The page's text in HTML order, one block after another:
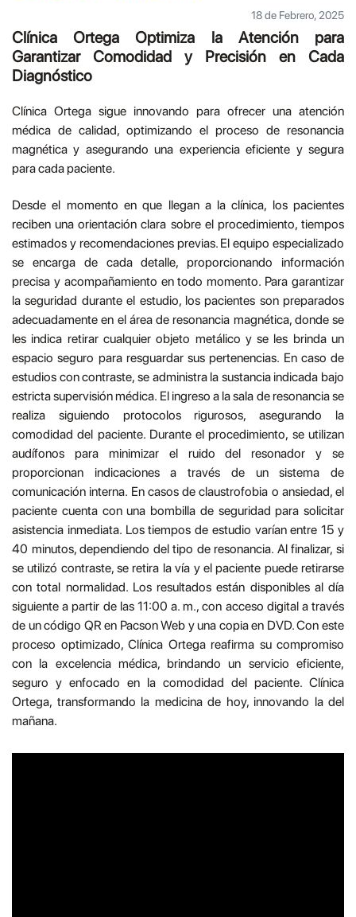
18 de Febrero, 2025
Clínica Ortega Optimiza la Atención para
Garantizar Comodidad y Precisión en Cada
Diagnóstico
Clínica Ortega sigue innovando para ofrecer una atención
médica de calidad, optimizando el proceso de resonancia
magnética y asegurando una experiencia eficiente y segura
para cada paciente.
Desde el momento en que llegan a la clínica, los pacientes
reciben una orientación clara sobre el procedimiento, tiempos
estimados y recomendaciones previas. El equipo especializado
se encarga de cada detalle, proporcionando información
precisa y acompañamiento en todo momento. Para garantizar
la seguridad durante el estudio, los pacientes son preparados
adecuadamente en el área de resonancia magnética, donde se
les indica retirar cualquier objeto metálico y se les brinda un
espacio seguro para resguardar sus pertenencias. En caso de
estudios con contraste, se administra la sustancia indicada bajo
estricta supervisión médica. El ingreso a la sala de resonancia se
realiza siguiendo protocolos rigurosos, asegurando la
comodidad del paciente. Durante el procedimiento, se utilizan
audífonos para minimizar el ruido del resonador y se
proporcionan indicaciones a través de un sistema de
comunicación interna. En casos de claustrofobia o ansiedad, el
paciente cuenta con una bombilla de seguridad para solicitar
asistencia inmediata. Los tiempos de estudio varían entre 15 y
40 minutos, dependiendo del tipo de resonancia. Al finalizar, si
se utilizó contraste, se retira la vía y el paciente puede retirarse
con total normalidad. Los resultados están disponibles al día
siguiente a partir de las 11:00 a. m., con acceso digital a través
de un código QR en Pacson Web y una copia en DVD. Con este
proceso optimizado, Clínica Ortega reafirma su compromiso
con la excelencia médica, brindando un servicio eficiente,
seguro y enfocado en la comodidad del paciente. Clínica
Ortega, transformando la medicina de hoy, innovando la del
mañana.